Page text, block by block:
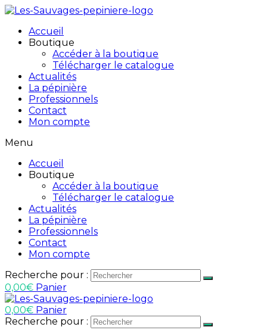
Accueil
Boutique
Accéder à la boutique
Télécharger le catalogue
Actualités
La pépinière
Professionnels
Contact
Mon compte
Menu
Accueil
Boutique
Accéder à la boutique
Télécharger le catalogue
Actualités
La pépinière
Professionnels
Contact
Mon compte
Recherche pour :
0,00€ Panier
0,00€ Panier
Recherche pour :